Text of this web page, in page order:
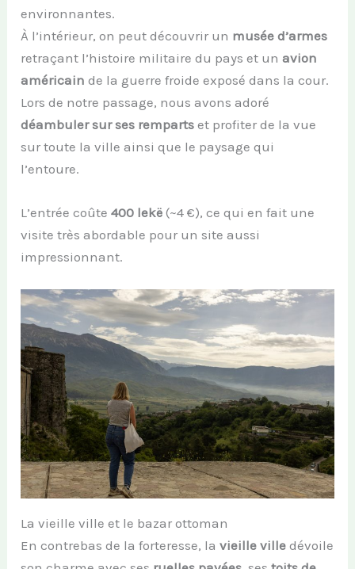
environnantes.
À l’intérieur, on peut découvrir un musée d’armes
retraçant l’histoire militaire du pays et unavion
américain de la guerre froide exposé dans la cour.
Lors de notre passage, nous avons adoré
déambuler sur ses remparts et profiter de la vue
sur toute la ville ainsi que le paysage qui
l’entoure.
L’entrée coûte400 lekë (~4 €), ce qui en fait une
visite très abordable pour un site aussi
impressionnant.
La vieille ville et le bazar ottoman
En contrebas de la forteresse, lavieille ville dévoile